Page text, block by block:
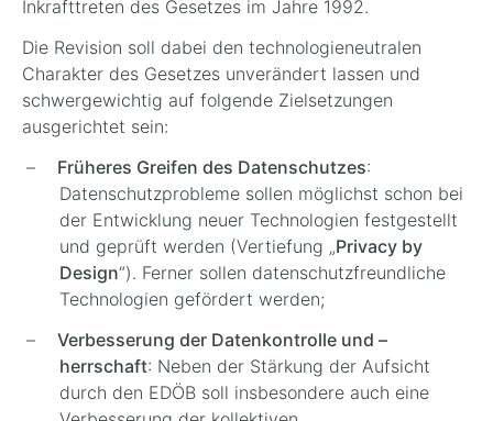
Inkrafttreten des Gesetzes im Jahre 1992.
Die Revision soll dabei den technologieneutralen
Charakter des Gesetzes unverändert lassen und
schwergewichtig auf folgende Zielsetzungen
ausgerichtet sein:
Früheres Greifen des Datenschutzes:
Datenschutzprobleme sollen möglichst schon bei
der Entwicklung neuer Technologien festgestellt
und geprüft werden (Vertiefung „Privacy by
Design“). Ferner sollen datenschutzfreundliche
Technologien gefördert werden;
Verbesserung der Datenkontrolle und –
herrschaft: Neben der Stärkung der Aufsicht
durch den EDÖB soll insbesondere auch eine